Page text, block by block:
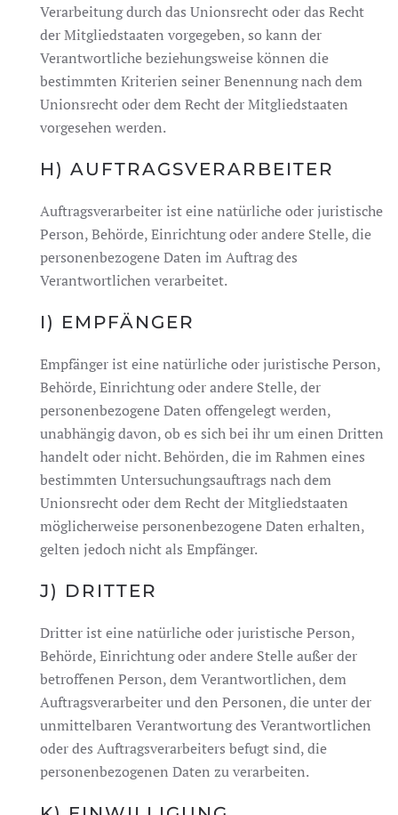
Verarbeitung durch das Unionsrecht oder das Recht
der Mitgliedstaaten vorgegeben, so kann der
Verantwortliche beziehungsweise können die
bestimmten Kriterien seiner Benennung nach dem
Unionsrecht oder dem Recht der Mitgliedstaaten
vorgesehen werden.
H) AUFTRAGSVERARBEITER
Auftragsverarbeiter ist eine natürliche oder juristische
Person, Behörde, Einrichtung oder andere Stelle, die
personenbezogene Daten im Auftrag des
Verantwortlichen verarbeitet.
I) EMPFÄNGER
Empfänger ist eine natürliche oder juristische Person,
Behörde, Einrichtung oder andere Stelle, der
personenbezogene Daten offengelegt werden,
unabhängig davon, ob es sich bei ihr um einen Dritten
handelt oder nicht. Behörden, die im Rahmen eines
bestimmten Untersuchungsauftrags nach dem
Unionsrecht oder dem Recht der Mitgliedstaaten
möglicherweise personenbezogene Daten erhalten,
gelten jedoch nicht als Empfänger.
J) DRITTER
Dritter ist eine natürliche oder juristische Person,
Behörde, Einrichtung oder andere Stelle außer der
betroffenen Person, dem Verantwortlichen, dem
Auftragsverarbeiter und den Personen, die unter der
unmittelbaren Verantwortung des Verantwortlichen
oder des Auftragsverarbeiters befugt sind, die
personenbezogenen Daten zu verarbeiten.